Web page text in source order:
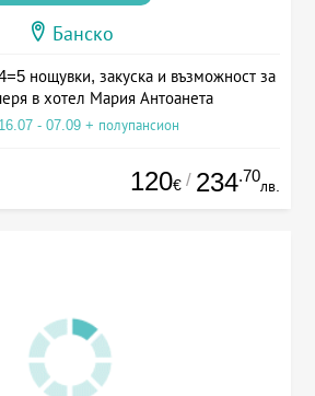
Банско
нощувки, закуска и възможност за
в хотел Мария Антоанета
- 07.09 + полупансион
120€ / 234.70
лв.